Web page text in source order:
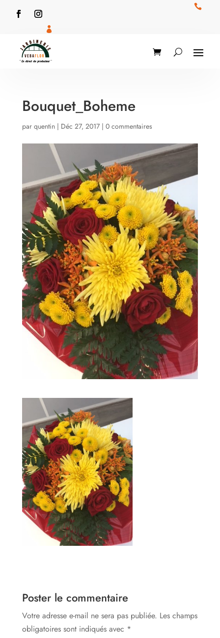


Bouquet_Boheme
par quentin| Déc 27, 2017| 0 commentaires
Poster le commentaire
Votre adresse e-mail ne sera pas publiée. Les champs
obligatoires sont indiqués avec *